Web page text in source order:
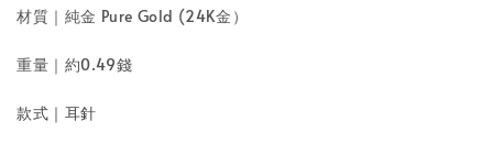
材質｜純金 Pure Gold (24K金）
重量｜約0.49錢
款式｜耳針